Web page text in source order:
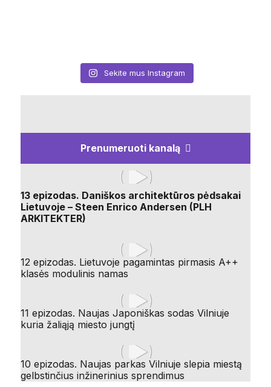
Sekite mus Instagram
Prenumeruoti kanalą
13 epizodas. Daniškos architektūros pėdsakai
Lietuvoje – Steen Enrico Andersen (PLH
ARKITEKTER)
12 epizodas. Lietuvoje pagamintas pirmasis A++
klasės modulinis namas
11 epizodas. Naujas Japoniškas sodas Vilniuje
kuria žaliąją miesto jungtį
10 epizodas. Naujas parkas Vilniuje slepia miestą
gelbstinčius inžinerinius sprendimus